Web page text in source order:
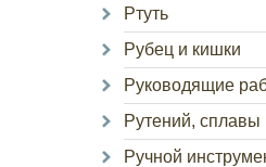
Ртуть
Рубец и кишки
Руководящие
Рутений, сплавы
Ручной